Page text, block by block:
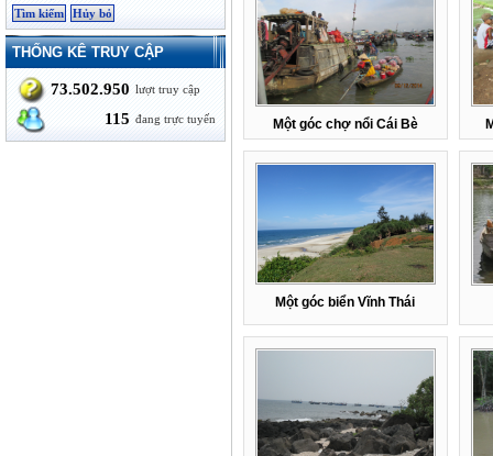
THỐNG KÊ TRUY CẬP
73.502.950 lượt truy cập
115 đang trực tuyến Một góc chợ nổi Cái Bè
Một góc biển Vĩnh Thái